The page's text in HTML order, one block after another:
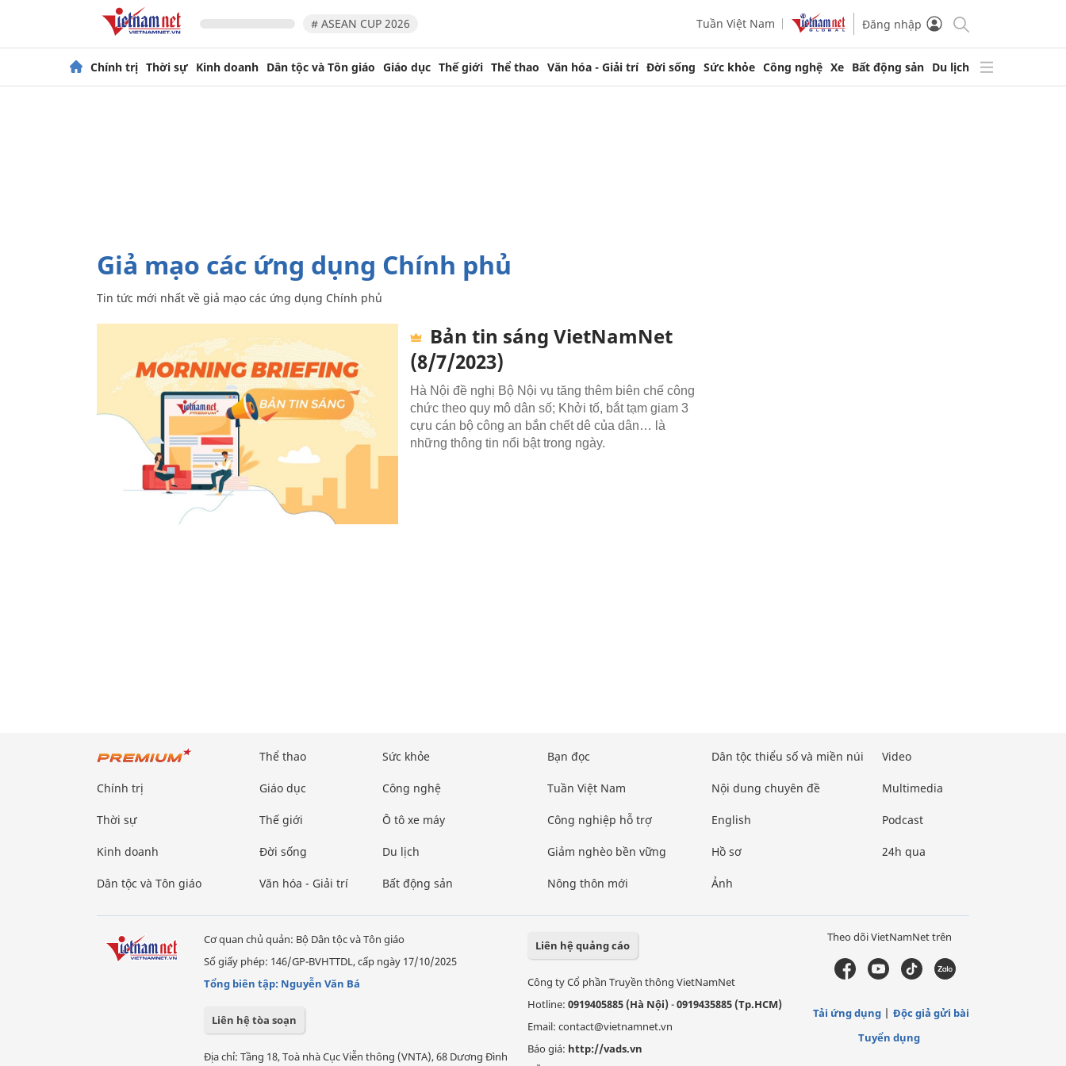
# ASEAN CUP 2026 Tuần Việt Nam Đăng nhập
Chính trị Thời sự Kinh doanh Dân tộc và Tôn giáo Giáo dục Thế giới Thể thao Văn hóa - Giải trí Đời sống Sức khỏe Công nghệ Xe Bất động sản Du lịch
giả mạo các ứng dụng Chính phủ
Tin tức mới nhất về giả mạo các ứng dụng Chính phủ
Bản tin sáng VietNamNet
(8/7/2023)
Hà Nội đề nghị Bộ Nội vụ tăng thêm biên chế công
chức theo quy mô dân số; Khởi tố, bắt tạm giam 3
cựu cán bộ công an bắn chết dê của dân… là
những thông tin nổi bật trong ngày.
Chính trị
Thời sự
Kinh doanh
Dân tộc và Tôn giáo
Thể thao
Giáo dục
Thế giới
Đời sống
Văn hóa - Giải trí
Sức khỏe
Công nghệ
Ô tô xe máy
Du lịch
Bất động sản
Bạn đọc
Tuần Việt Nam
Công nghiệp hỗ trợ
Giảm nghèo bền vững
Nông thôn mới
Dân tộc thiểu số và miền núi
Nội dung chuyên đề
English
Hồ sơ
Ảnh
Video
Multimedia
Podcast
24h qua
Cơ quan chủ quản: Bộ Dân tộc và Tôn giáo
Số giấy phép: 146/GP-BVHTTDL, cấp ngày 17/10/2025
Tổng biên tập: Nguyễn Văn Bá
Liên hệ tòa soạn
Địa chỉ: Tầng 18, Toà nhà Cục Viễn thông (VNTA), 68 Dương Đình
Liên hệ quảng cáo
Công ty Cổ phần Truyền thông VietNamNet
Hotline: 0919405885 (Hà Nội)-0919435885 (Tp.HCM)
Email: contact@vietnamnet.vn
Báo giá: http://vads.vn
Theo dõi VietNamNet trên
Tải ứng dụng
Độc giả gửi bài
Tuyển dụng